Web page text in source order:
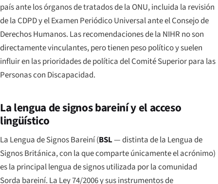
país ante los órganos de tratados de la ONU, incluida la revisión
de la CDPD y el Examen Periódico Universal ante el Consejo de
Derechos Humanos. Las recomendaciones de la NIHR no son
directamente vinculantes, pero tienen peso político y suelen
influir en las prioridades de política del Comité Superior para las
Personas con Discapacidad.
La lengua de signos bareiní y el acceso
lingüístico
La Lengua de Signos Bareiní (BSL— distinta de la Lengua de
Signos Británica, con la que comparte únicamente el acrónimo)
es la principal lengua de signos utilizada por la comunidad
Sorda bareiní. La Ley 74/2006 y sus instrumentos de